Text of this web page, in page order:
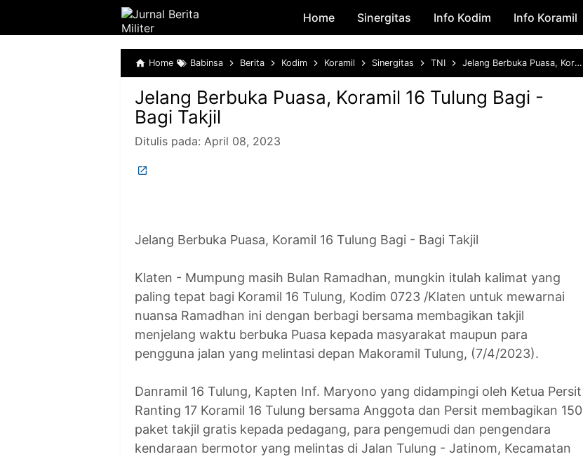
Skip to main content
Home Sinergitas Info Kodim Info Koramil
Home Babinsa Berita Kodim Koramil Sinergitas TNI Jelang Berbuka Puasa, Koramil 16 Tulung Bagi - Bagi Takjil
Jelang Berbuka Puasa, Koramil 16 Tulung Bagi -
Bagi Takjil
Ditulis pada: April 08, 2023
Jelang Berbuka Puasa, Koramil 16 Tulung Bagi - Bagi Takjil
Klaten - Mumpung masih Bulan Ramadhan, mungkin itulah kalimat yang
paling tepat bagi Koramil 16 Tulung, Kodim 0723 /Klaten untuk mewarnai
nuansa Ramadhan ini dengan berbagi bersama membagikan takjil
menjelang waktu berbuka Puasa kepada masyarakat maupun para
pengguna jalan yang melintasi depan Makoramil Tulung, (7/4/2023).
Danramil 16 Tulung, Kapten Inf. Maryono yang didampingi oleh Ketua Persit
Ranting 17 Koramil 16 Tulung bersama Anggota dan Persit membagikan 150
paket takjil gratis kepada pedagang, para pengemudi dan pengendara
kendaraan bermotor yang melintas di Jalan Tulung - Jatinom, Kecamatan